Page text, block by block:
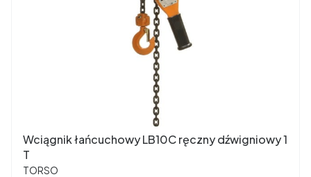
Wciągnik łańcuchowy LB10C ręczny dźwigniowy 1
T
PRODUCENT
TORSO